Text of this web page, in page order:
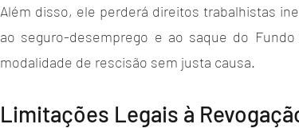
Além disso, ele perderá direitos trabalhistas
ao seguro-desemprego e ao saque do
modalidade de rescisão sem justa causa.
Limitações Legais à